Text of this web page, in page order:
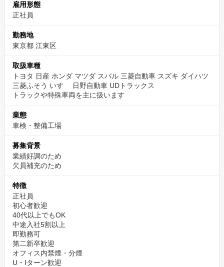
雇用形態
正社員
勤務地
東京都 江東区
取扱車種
トヨタ 日産 ホンダ マツダ スバル 三菱自動車 スズキ ダイハツ
三菱ふそう いすゞ 日野自動車 UDトラックス
トラックや特殊車両を主に扱います
業態
車検・整備工場
募集背景
業績好調のため
欠員補充のため
特徴
正社員
初心者歓迎
40代以上でもOK
中途入社5割以上
即勤務可
第二新卒歓迎
オフィス内禁煙・分煙
U・Iターン歓迎